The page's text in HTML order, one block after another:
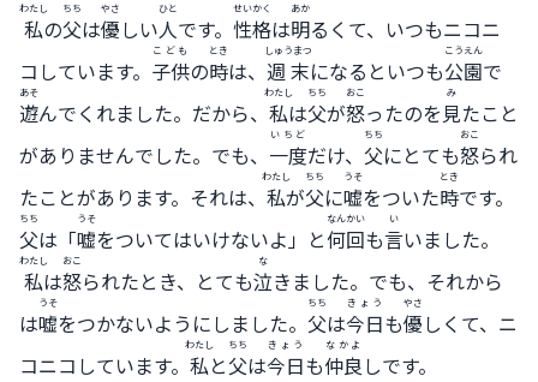
私
わたし
の父
ちち
は優
やさ
しい人
ひと
です。 性格
せいかく
は明
あか
るくて、いつもニコニ
コしています。 子供
こども
の時
とき
は、 週末
しゅうまつ
になるといつも公園
こうえん
で
遊
あそ
んでくれました。だから、 私
わたし
は父
ちち
が怒
おこ
ったのを見
み
たこと
がありませんでした。でも、 一度
いちど
だけ、 父
ちち
にとても怒
おこ
られ
たことがあります。それは、 私
わたし
が父
ちち
に嘘
うそ
をついた時
とき
です。
父
ちち
は「嘘
うそ
をついてはいけないよ」と何回
なんかい
も言
い
いました。
私
わたし
は怒
おこ
られたとき、とても泣
な
きました。でも、それから
は嘘
うそ
をつかないようにしました。 父
ちち
は今日
きょう
も優
やさ
しくて、ニ
コニコしています。 私
わたし
と父
ちち
は今日
きょう
も仲良
なかよ
しです。